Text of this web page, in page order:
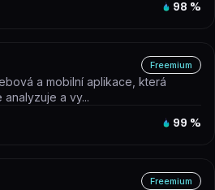
98 %
Freemium
a mobilní aplikace, která
a vy...
99 %
Freemium